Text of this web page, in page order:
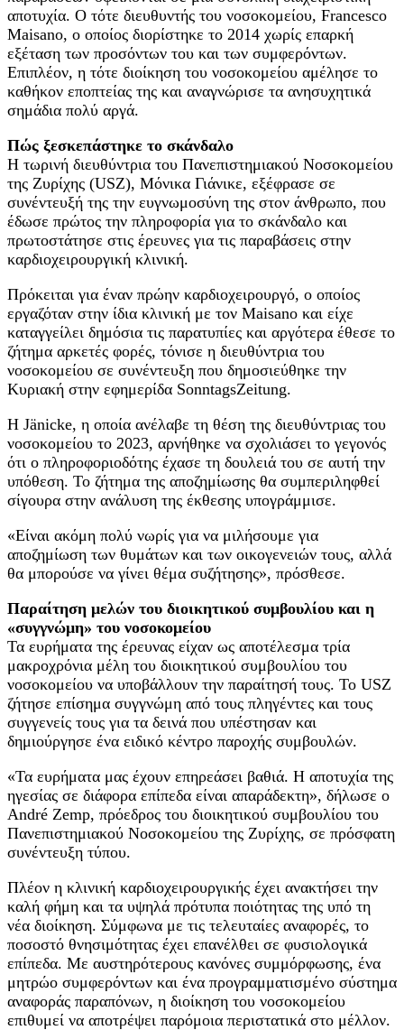
αποτυχία. Ο τότε διευθυντής του νοσοκομείου, Francesco
Maisano, ο οποίος διορίστηκε το 2014 χωρίς επαρκή
εξέταση των προσόντων του και των συμφερόντων.
Επιπλέον, η τότε διοίκηση του νοσοκομείου αμέλησε το
καθήκον εποπτείας της και αναγνώρισε τα ανησυχητικά
σημάδια πολύ αργά.
Πώς ξεσκεπάστηκε το σκάνδαλο
Η τωρινή διευθύντρια του Πανεπιστημιακού Νοσοκομείου
της Ζυρίχης (USZ), Μόνικα Γιάνικε, εξέφρασε σε
συνέντευξή της την ευγνωμοσύνη της στον άνθρωπο, που
έδωσε πρώτος την πληροφορία για το σκάνδαλο και
πρωτοστάτησε στις έρευνες για τις παραβάσεις στην
καρδιοχειρουργική κλινική.
Πρόκειται για έναν πρώην καρδιοχειρουργό, ο οποίος
εργαζόταν στην ίδια κλινική με τον Maisano και είχε
καταγγείλει δημόσια τις παρατυπίες και αργότερα έθεσε το
ζήτημα αρκετές φορές, τόνισε η διευθύντρια του
νοσοκομείου σε συνέντευξη που δημοσιεύθηκε την
Κυριακή στην εφημερίδα SonntagsZeitung.
Η Jänicke, η οποία ανέλαβε τη θέση της διευθύντριας του
νοσοκομείου το 2023, αρνήθηκε να σχολιάσει το γεγονός
ότι ο πληροφοριοδότης έχασε τη δουλειά του σε αυτή την
υπόθεση. Το ζήτημα της αποζημίωσης θα συμπεριληφθεί
σίγουρα στην ανάλυση της έκθεσης υπογράμμισε.
«Είναι ακόμη πολύ νωρίς για να μιλήσουμε για
αποζημίωση των θυμάτων και των οικογενειών τους, αλλά
θα μπορούσε να γίνει θέμα συζήτησης», πρόσθεσε.
Παραίτηση μελών του διοικητικού συμβουλίου και η
«συγγνώμη» του νοσοκομείου
Τα ευρήματα της έρευνας είχαν ως αποτέλεσμα τρία
μακροχρόνια μέλη του διοικητικού συμβουλίου του
νοσοκομείου να υποβάλλουν την παραίτησή τους. Το USZ
ζήτησε επίσημα συγγνώμη από τους πληγέντες και τους
συγγενείς τους για τα δεινά που υπέστησαν και
δημιούργησε ένα ειδικό κέντρο παροχής συμβουλών.
«Τα ευρήματα μας έχουν επηρεάσει βαθιά. Η αποτυχία της
ηγεσίας σε διάφορα επίπεδα είναι απαράδεκτη», δήλωσε ο
André Zemp, πρόεδρος του διοικητικού συμβουλίου του
Πανεπιστημιακού Νοσοκομείου της Ζυρίχης, σε πρόσφατη
συνέντευξη τύπου.
Πλέον η κλινική καρδιοχειρουργικής έχει ανακτήσει την
καλή φήμη και τα υψηλά πρότυπα ποιότητας της υπό τη
νέα διοίκηση. Σύμφωνα με τις τελευταίες αναφορές, το
ποσοστό θνησιμότητας έχει επανέλθει σε φυσιολογικά
επίπεδα. Με αυστηρότερους κανόνες συμμόρφωσης, ένα
μητρώο συμφερόντων και ένα προγραμματισμένο σύστημα
αναφοράς παραπόνων, η διοίκηση του νοσοκομείου
επιθυμεί να αποτρέψει παρόμοια περιστατικά στο μέλλον.